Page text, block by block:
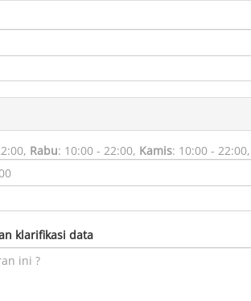
Rabu: 10:00 - 22:00, Kamis: 10:00 - 22:00,
klarifikasi data